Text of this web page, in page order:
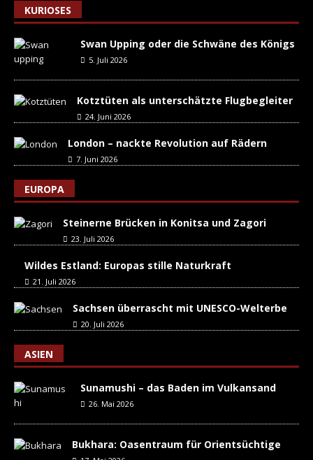
KURIOSES
Swan Upping oder die Schwäne des Königs
5. Juli 2026
Kotztüten als unterschätzte Flugbegleiter
24. Juni 2026
London – nackte Revolution auf Rädern
7. Juni 2026
EUROPA
Steinerne Brücken in Konitsa und Zagori
23. Juli 2026
Wildes Estland: Europas stille Naturkraft
21. Juli 2026
Sachsen überrascht mit UNESCO-Welterbe
20. Juli 2026
ASIEN
Sunamushi – das Baden im Vulkansand
26. Mai 2026
Bukhara: Oasentraum für Orientsüchtige